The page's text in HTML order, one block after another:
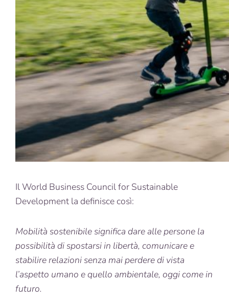
Il World Business Council for Sustainable
Development la definisce così:
Mobilità sostenibile significa dare alle persone la
possibilità di spostarsi in libertà, comunicare e
stabilire relazioni senza mai perdere di vista
l’aspetto umano e quello ambientale, oggi come in
futuro.